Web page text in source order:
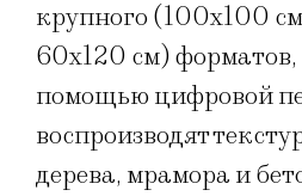
крупного (100х100
60х120 см) форматов,
помощью цифровой
воспроизводят
дерева, мрамора и